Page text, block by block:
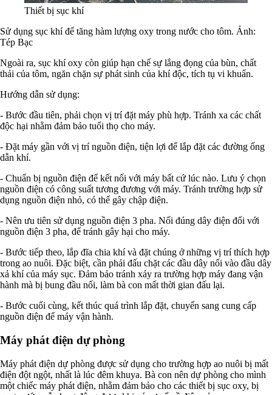
Thiết bị sục khí
Sử dụng sục khí để tăng hàm lượng oxy trong nước cho tôm. Ảnh:
Tép Bạc
Ngoài ra, sục khí oxy còn giúp hạn chế sự lắng đọng của bùn, chất
thải của tôm, ngăn chặn sự phát sinh của khí độc, tích tụ vi khuẩn.
Hướng dẫn sử dụng:
- Bước đầu tiên, phải chọn vị trí đặt máy phù hợp. Tránh xa các chất
độc hại nhằm đảm bảo tuổi thọ cho máy.
- Đặt máy gần với vị trí nguồn điện, tiện lợi để lắp đặt các đường ống
dẫn khí.
- Chuẩn bị nguồn điện để kết nối với máy bất cứ lúc nào. Lưu ý chọn
nguồn điện có công suất tương đương với máy. Tránh trường hợp sử
dụng nguồn điện nhỏ, có thể gây chập điện.
- Nên ưu tiên sử dụng nguồn điện 3 pha. Nối đúng dây điện đối với
nguồn điện 3 pha, để tránh gây hại cho máy.
- Bước tiếp theo, lắp đĩa chia khí và đặt chúng ở những vị trí thích hợp
trong ao nuôi. Đặc biệt, cần phải đấu chặt các đầu dây nối vào đầu dây
xả khí của máy sục. Đảm bảo tránh xảy ra trường hợp máy đang vận
hành mà bị bung đầu nối, làm bà con mất thời gian đấu lại.
- Bước cuối cùng, kết thúc quá trình lắp đặt, chuyển sang cung cấp
nguồn điện để máy vận hành.
Máy phát điện dự phòng
Máy phát điện dự phòng được sử dụng cho trường hợp ao nuôi bị mất
điện đột ngột, nhất là lúc đêm khuya. Bà con nên dự phòng cho mình
một chiếc máy phát điện, nhằm đảm bảo cho các thiết bị sục oxy, bị